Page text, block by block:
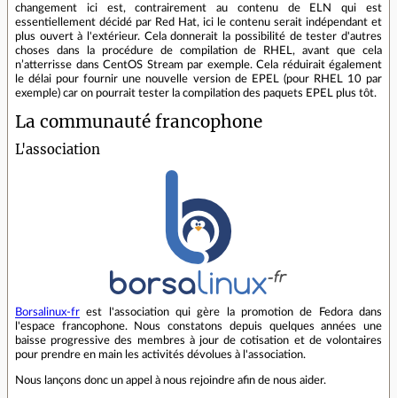
changement ici est, contrairement au contenu de ELN qui est
essentiellement décidé par Red Hat, ici le contenu serait indépendant et
plus ouvert à l'extérieur. Cela donnerait la possibilité de tester d'autres
choses dans la procédure de compilation de RHEL, avant que cela
n’atterrisse dans CentOS Stream par exemple. Cela réduirait également
le délai pour fournir une nouvelle version de EPEL (pour RHEL 10 par
exemple) car on pourrait tester la compilation des paquets EPEL plus tôt.
La communauté francophone
L'association
Borsalinux-fr est l'association qui gère la promotion de Fedora dans
l'espace francophone. Nous constatons depuis quelques années une
baisse progressive des membres à jour de cotisation et de volontaires
pour prendre en main les activités dévolues à l'association.
Nous lançons donc un appel à nous rejoindre afin de nous aider.